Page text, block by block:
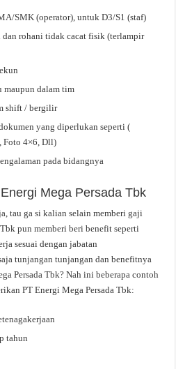
SMK (operator), untuk D3/S1 (staf)
dan rohani tidak cacat fisik (terlampir
maupun dalam tim
shift / bergilir
yang diperlukan seperti (
Foto 4×6, Dll)
pada bidangnya
Mega Persada Tbk
tau ga si kalian selain memberi gaji
pun memberi beri benefit seperti
sesuai dengan jabatan
tunjangan tunjangan dan benefitnya
Persada Tbk? Nah ini beberapa contoh
PT Energi Mega Persada Tbk:
tahun